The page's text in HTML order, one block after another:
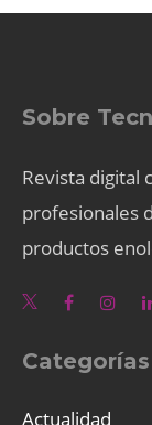
Sobre
Revista digital
profesionales
productos
Categorías
Actualidad